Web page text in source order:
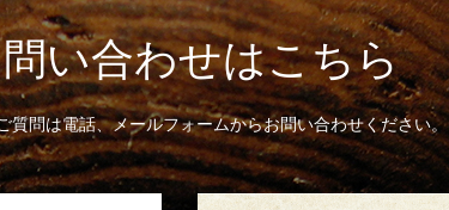
い合わせはこちら
質問は電話、メールフォームからお問い合わせください。